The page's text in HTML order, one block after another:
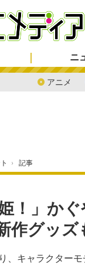
ニ
アニメ
› 記事
！」か
作グッ
、キャラクター